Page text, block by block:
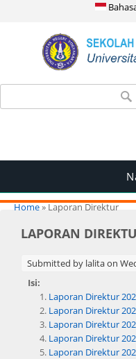
Search form
You are here
Home» Laporan Direktur
LAPORAN
Submitted by lalitaon
Isi:
Laporan Direktur
Laporan Direktur
Laporan Direktur
Laporan Direktur
Laporan Direktur